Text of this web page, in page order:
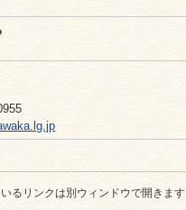
るリンクは別ウィンドウで開きます